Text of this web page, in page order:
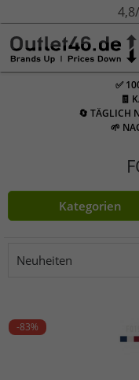
✅
🧾
🔄 TÄGLICH
🌱
Kategorien
Neuheiten
-83%